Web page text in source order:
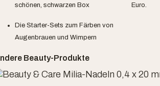
schönen, schwarzen Box
Die Starter-Sets zum Färben von
Augenbrauen und Wimpern
Euro.
Beauty-Produkte